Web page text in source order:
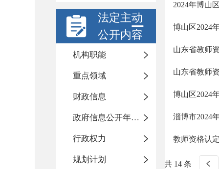
法定主动
公开内容
机构职能
重点领域
财政信息
政府信息公开年度报告
行政权力
规划计划
2024年博山
博山区2024
山东省教师
山东省教师
博山区2024
淄博市2024
教师资格认
共 14 条